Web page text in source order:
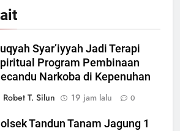
Syar’iyyah Jadi Terapi
Program Pembinaan
Narkoba di Kepenuhan
Robet T. Silun
19 jam lalu 0
Tandun Tanam Jagung 1